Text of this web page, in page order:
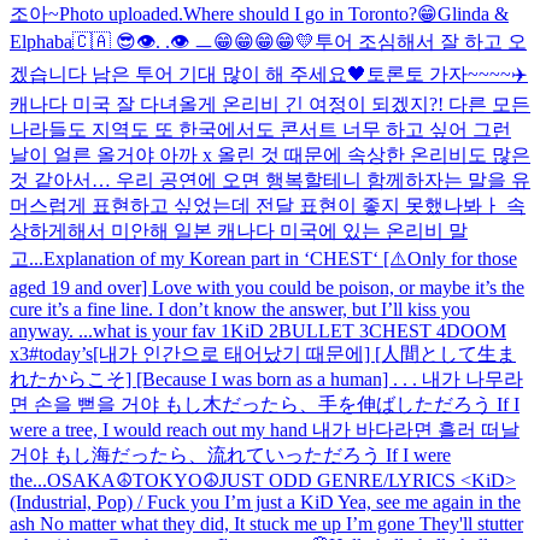
조아~Photo uploaded.Where should I go in Toronto?😁Glinda &
Elphaba🇨🇦 😎👁️. .👁️ ㅡ😁😁😁😁💛투어 조심해서 잘 하고 오
겠습니다 남은 투어 기대 많이 해 주세요🖤 토론토 가자~~~~✈️
캐나다 미국 잘 다녀올게 온리비 긴 여정이 되겠지?! 다른 모든
나라들도 지역도 또 한국에서도 콘서트 너무 하고 싶어 그런
날이 얼른 올거야 아까 x 올린 것 때문에 속상한 온리비도 많은
것 같아서… 우리 공연에 오면 행복할테니 함께하자는 말을 유
머스럽게 표현하고 싶었는데 전달 표현이 좋지 못했나봐ㅏ 속
상하게해서 미안해 일본 캐나다 미국에 있는 온리비 말
고...Explanation of my Korean part in ‘CHEST‘ [⚠️Only for those
aged 19 and over] Love with you could be poison, or maybe it’s the
cure it’s a fine line. I don’t know the answer, but I’ll kiss you
anyway. ...what is your fav 1KiD 2BULLET 3CHEST 4DOOM
x3#today’s[내가 인간으로 태어났기 때문에] [人間として生ま
れたからこそ] [Because I was born as a human] . . . 내가 나무라
면 손을 뻗을 거야 もし木だったら、手を伸ばしただろう If I
were a tree, I would reach out my hand 내가 바다라면 흘러 떠날
거야 もし海だったら、流れていっただろう If I were
the...OSAKA☮️TOKYO☮️JUST ODD GENRE/LYRICS <KiD>
(Industrial, Pop) / Fuck you I’m just a KiD Yea, see me again in the
ash No matter what they did, It stuck me up I’m gone They'll stutter